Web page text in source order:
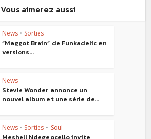
Vous aimerez aussi
News • Sorties
“Maggot Brain” de Funkadelic en
versions...
News
Stevie Wonder annonce un
nouvel album et une série de...
News • Sorties • Soul
Meshell Ndegeocello invite